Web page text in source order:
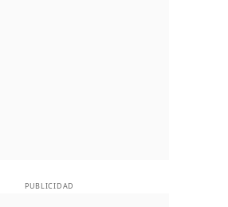
PUBLICIDAD